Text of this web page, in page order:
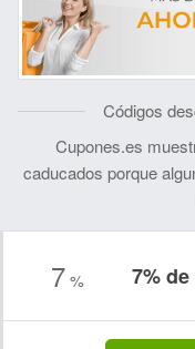
Códigos
Cupones.es
caducados porque
7% 7%
Nombre:
Correo electrónico: